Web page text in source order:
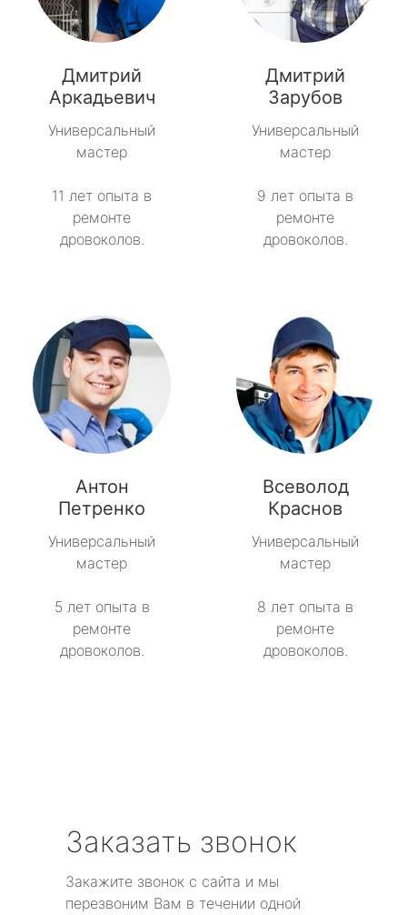
Дмитрий
Аркадьевич
Универсальный
мастер
11 лет опыта в
ремонте
дровоколов.
Дмитрий
Зарубов
Универсальный
мастер
9 лет опыта в
ремонте
дровоколов.
Антон
Петренко
Универсальный
мастер
5 лет опыта в
ремонте
дровоколов.
Всеволод
Краснов
Универсальный
мастер
8 лет опыта в
ремонте
дровоколов.
Заказать звонок
Закажите звонок с сайта и мы
перезвоним Вам в течении одной